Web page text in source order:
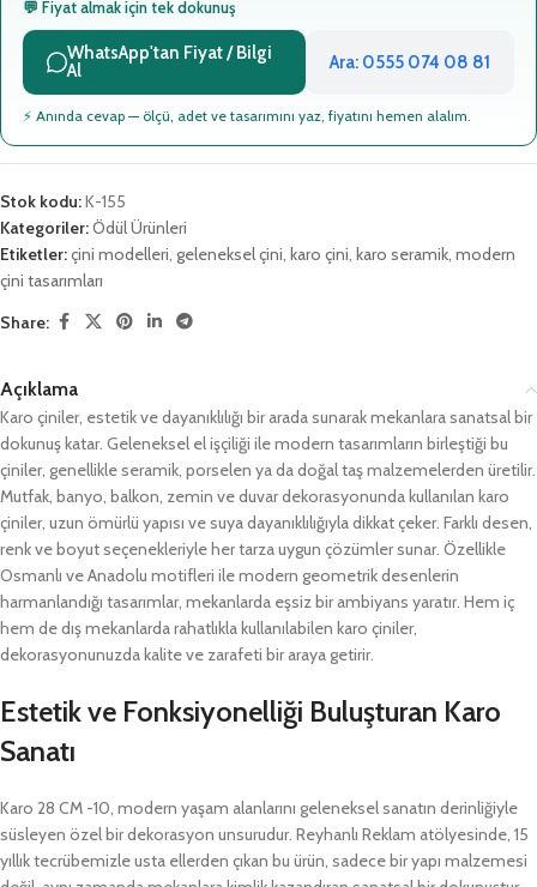
💬 Fiyat almak için tek dokunuş
WhatsApp'tan Fiyat / Bilgi
Al
Ara: 0555 074 08 81
⚡ Anında cevap — ölçü, adet ve tasarımını yaz, fiyatını hemen alalım.
Stok kodu:K-155
Kategoriler:Ödül Ürünleri
Etiketler:çini modelleri, geleneksel çini, karo çini, karo seramik, modern
çini tasarımları
Share:
Açıklama
Karo çiniler, estetik ve dayanıklılığı bir arada sunarak mekanlara sanatsal bir
dokunuş katar. Geleneksel el işçiliği ile modern tasarımların birleştiği bu
çiniler, genellikle seramik, porselen ya da doğal taş malzemelerden üretilir.
Mutfak, banyo, balkon, zemin ve duvar dekorasyonunda kullanılan karo
çiniler, uzun ömürlü yapısı ve suya dayanıklılığıyla dikkat çeker. Farklı desen,
renk ve boyut seçenekleriyle her tarza uygun çözümler sunar. Özellikle
Osmanlı ve Anadolu motifleri ile modern geometrik desenlerin
harmanlandığı tasarımlar, mekanlarda eşsiz bir ambiyans yaratır. Hem iç
hem de dış mekanlarda rahatlıkla kullanılabilen karo çiniler,
dekorasyonunuzda kalite ve zarafeti bir araya getirir.
Estetik ve Fonksiyonelliği Buluşturan Karo
Sanatı
Karo 28 CM -10, modern yaşam alanlarını geleneksel sanatın derinliğiyle
süsleyen özel bir dekorasyon unsurudur. Reyhanlı Reklam atölyesinde, 15
yıllık tecrübemizle usta ellerden çıkan bu ürün, sadece bir yapı malzemesi